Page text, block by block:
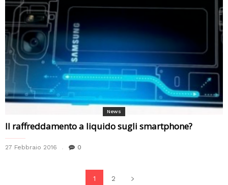
News
Il raffreddamento a liquido sugli smartphone?
27 Febbraio 2016 0
1 2